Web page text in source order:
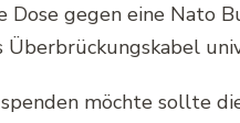
gegen eine Nato
möchte sollte